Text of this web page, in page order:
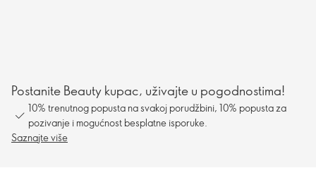
Postanite Beauty kupac, uživajte u pogodnostima!
10% trenutnog popusta na svakoj porudžbini, 10% popusta za
pozivanje i mogućnost besplatne isporuke.
Saznajte više